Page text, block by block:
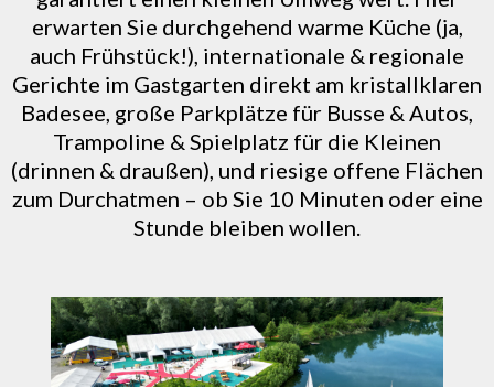
erwarten Sie durchgehend warme Küche (ja,
auch Frühstück!), internationale & regionale
Gerichte im Gastgarten direkt am kristallklaren
Badesee, große Parkplätze für Busse & Autos,
Trampoline & Spielplatz für die Kleinen
(drinnen & draußen), und riesige offene Flächen
zum Durchatmen – ob Sie 10 Minuten oder eine
Stunde bleiben wollen.